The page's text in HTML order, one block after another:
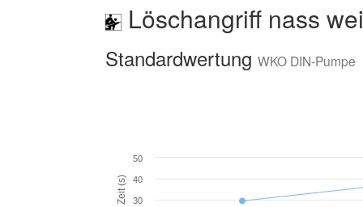
Löschangriff nass
Standardwertung WKO DIN-Pumpe
Zeit (s) 30
40
50